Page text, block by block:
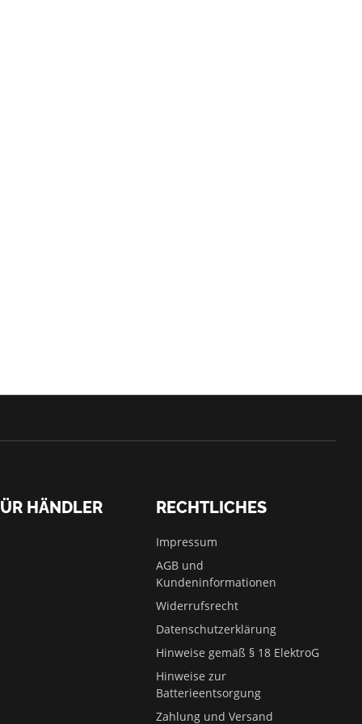
HÄNDLER RECHTLICHES
Impressum
AGB und
Kundeninformationen
Widerrufsrecht
Datenschutzerklärung
Hinweise gemäß § 18 ElektroG
Hinweise zur
Batterieentsorgung
Zahlung und Versand